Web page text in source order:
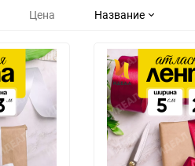
Цена Название